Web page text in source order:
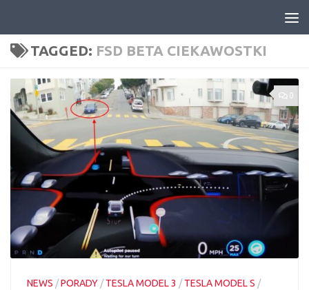
TAGGED: FSD BETA CIEKAWOSTKI
0
NEWS /PORADY /TESLA MODEL 3 /TESLA MODEL S /